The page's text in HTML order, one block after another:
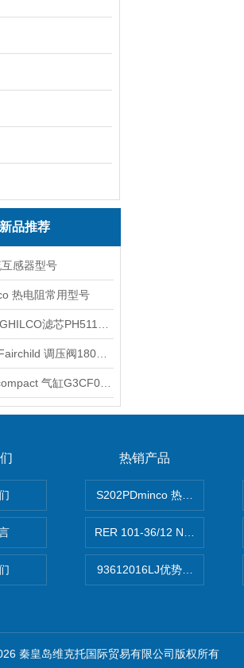
新品推荐
感器型号
热电阻常用型号
热销产品
S202PDminco 热电阻
RER 101-36/12 NHH离心
93612016LJ优势供应美国
秦皇岛维克托国际贸易有限公司版权所有